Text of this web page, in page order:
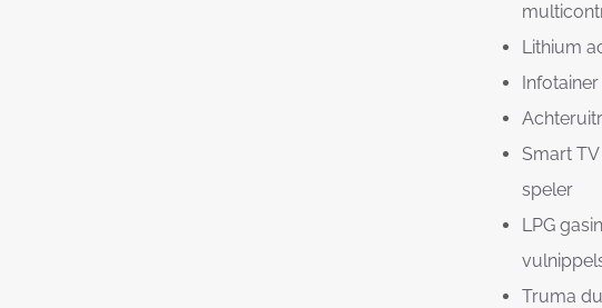
Lithium
Smart
speler
LPG
Truma